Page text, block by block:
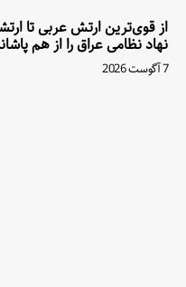
از قوی‌ترین ارتش عربی تا
نهاد نظامی عراق را از هم
7 آگوست 2026